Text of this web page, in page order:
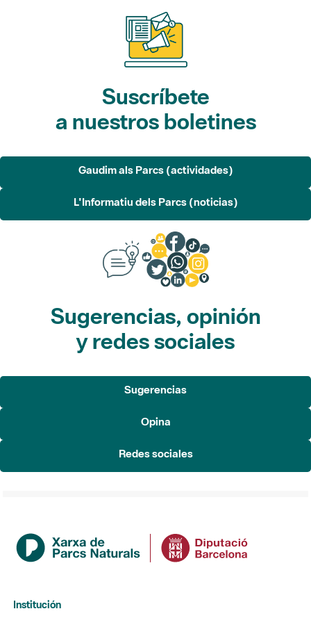
Suscríbete
a nuestros boletines
Gaudim als Parcs (actividades)
L'Informatiu dels Parcs (noticias)
Sugerencias, opinión
y redes sociales
Sugerencias
Opina
Redes sociales
Institución